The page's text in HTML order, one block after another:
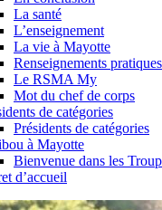
La santé
L’enseignement
La vie à Mayotte
Renseignements pratiques
Le RSMA My
Mot du chef de corps
de catégories
Présidents de catégories
à Mayotte
Bienvenue dans les
d’accueil